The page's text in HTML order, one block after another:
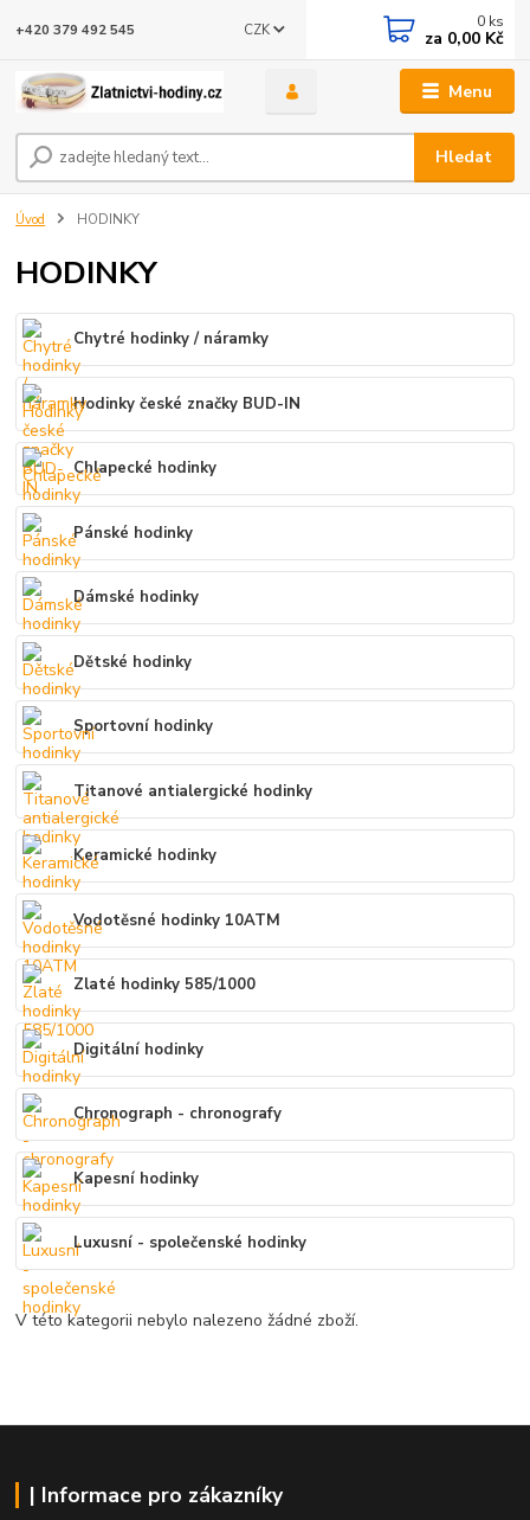
Menu
CZK
Hledat
+420 379 492 545 0 ks
za 0,00 Kč
Úvod HODINKY
HODINKY
Chytré hodinky / náramky
Hodinky české značky BUD-IN
Chlapecké hodinky
Pánské hodinky
Dámské hodinky
Dětské hodinky
Sportovní hodinky
Titanové antialergické hodinky
Keramické hodinky
Vodotěsné hodinky 10ATM
Zlaté hodinky 585/1000
Digitální hodinky
Chronograph - chronografy
Kapesní hodinky
Luxusní - společenské hodinky
V této kategorii nebylo nalezeno žádné zboží.
| Informace pro zákazníky